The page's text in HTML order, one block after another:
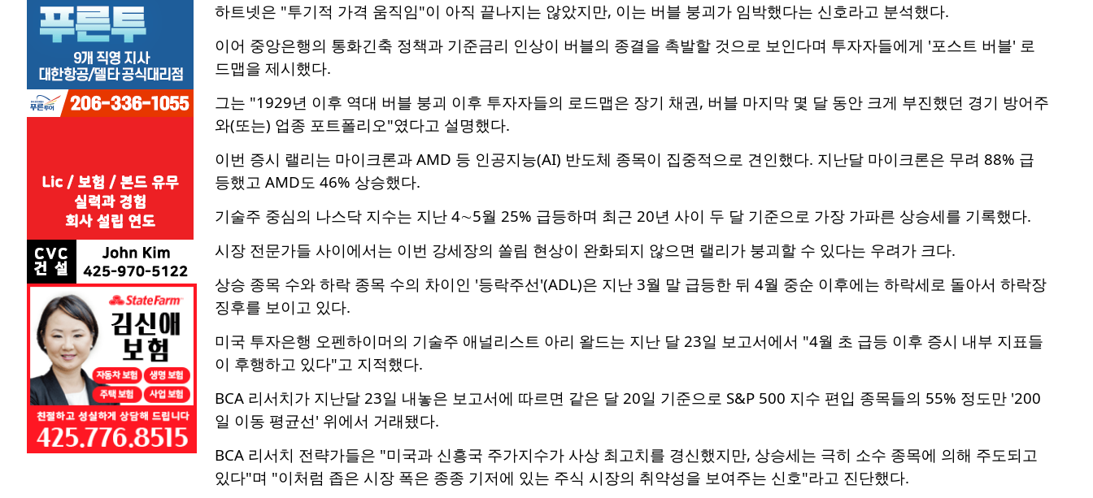
하트넷은 "투기적 가격 움직임"이 아직 끝나지는 않았지만, 이는 버블 붕괴가 임박했다는 신호라고 분석했다.
이어 중앙은행의 통화긴축 정책과 기준금리 인상이 버블의 종결을 촉발할 것으로 보인다며 투자자들에게 '포스트 버블' 로
드맵을 제시했다.
그는 "1929년 이후 역대 버블 붕괴 이후 투자자들의 로드맵은 장기 채권, 버블 마지막 몇 달 동안 크게 부진했던 경기 방어주
와(또는) 업종 포트폴리오"였다고 설명했다.
이번 증시 랠리는 마이크론과 AMD 등 인공지능(AI) 반도체 종목이 집중적으로 견인했다. 지난달 마이크론은 무려 88% 급
등했고 AMD도 46% 상승했다.
기술주 중심의 나스닥 지수는 지난 4∼5월 25% 급등하며 최근 20년 사이 두 달 기준으로 가장 가파른 상승세를 기록했다.
시장 전문가들 사이에서는 이번 강세장의 쏠림 현상이 완화되지 않으면 랠리가 붕괴할 수 있다는 우려가 크다.
상승 종목 수와 하락 종목 수의 차이인 '등락주선'(ADL)은 지난 3월 말 급등한 뒤 4월 중순 이후에는 하락세로 돌아서 하락장
징후를 보이고 있다.
미국 투자은행 오펜하이머의 기술주 애널리스트 아리 왈드는 지난 달 23일 보고서에서 "4월 초 급등 이후 증시 내부 지표들
이 후행하고 있다"고 지적했다.
BCA 리서치가 지난달 23일 내놓은 보고서에 따르면 같은 달 20일 기준으로 S&P 500 지수 편입 종목들의 55% 정도만 '200
일 이동 평균선' 위에서 거래됐다.
BCA 리서치 전략가들은 "미국과 신흥국 주가지수가 사상 최고치를 경신했지만, 상승세는 극히 소수 종목에 의해 주도되고
있다"며 "이처럼 좁은 시장 폭은 종종 기저에 있는 주식 시장의 취약성을 보여주는 신호"라고 진단했다.